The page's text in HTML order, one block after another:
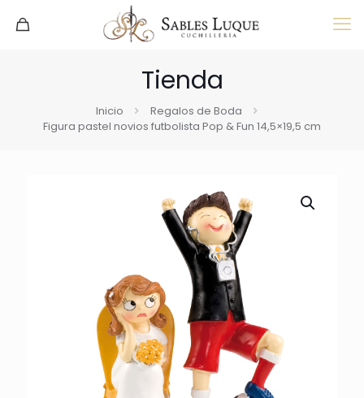
Tienda
Inicio
Regalos de Boda
Figura pastel novios futbolista Pop & Fun 14,5×19,5 cm